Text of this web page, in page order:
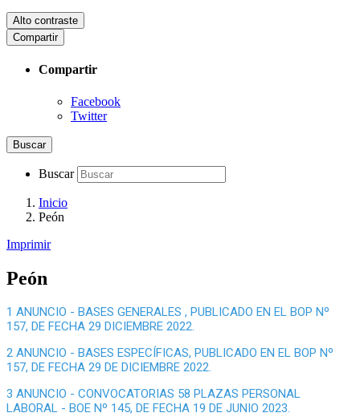
Alto contraste
Compartir
Compartir
Facebook
Twitter
Buscar
Buscar
Inicio
Peón
Imprimir
Peón
1 ANUNCIO - BASES GENERALES , PUBLICADO EN EL BOP Nº
157, DE FECHA 29 DICIEMBRE 2022.
2 ANUNCIO - BASES ESPECÍFICAS, PUBLICADO EN EL BOP Nº
157, DE FECHA 29 DE DICIEMBRE 2022.
3 ANUNCIO - CONVOCATORIAS 58 PLAZAS PERSONAL
LABORAL - BOE Nº 145, DE FECHA 19 DE JUNIO 2023.